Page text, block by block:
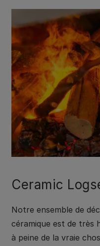
Ceramic
Notre ensemble de
céramique est de très
à peine de la vraie